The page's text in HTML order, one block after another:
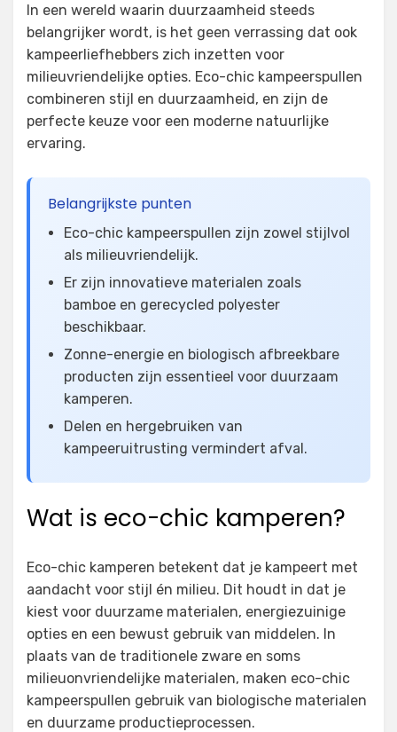
In een wereld waarin duurzaamheid steeds
belangrijker wordt, is het geen verrassing dat ook
kampeerliefhebbers zich inzetten voor
milieuvriendelijke opties. Eco-chic kampeerspullen
combineren stijl en duurzaamheid, en zijn de
perfecte keuze voor een moderne natuurlijke
ervaring.
Belangrijkste punten
Eco-chic kampeerspullen zijn zowel stijlvol
als milieuvriendelijk.
Er zijn innovatieve materialen zoals
bamboe en gerecycled polyester
beschikbaar.
Zonne-energie en biologisch afbreekbare
producten zijn essentieel voor duurzaam
kamperen.
Delen en hergebruiken van
kampeeruitrusting vermindert afval.
Wat is eco-chic kamperen?
Eco-chic kamperen betekent dat je kampeert met
aandacht voor stijl én milieu. Dit houdt in dat je
kiest voor duurzame materialen, energiezuinige
opties en een bewust gebruik van middelen. In
plaats van de traditionele zware en soms
milieuonvriendelijke materialen, maken eco-chic
kampeerspullen gebruik van biologische materialen
en duurzame productieprocessen.